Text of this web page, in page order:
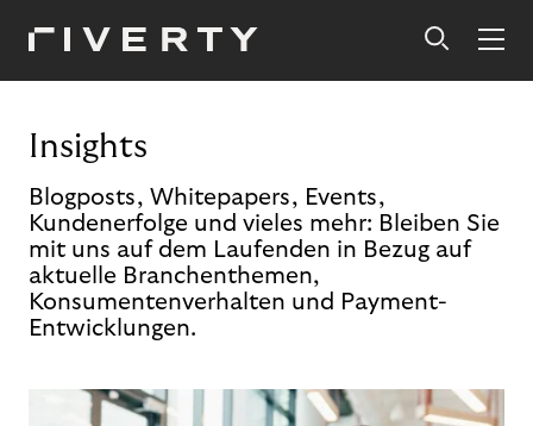
Insights
Blogposts, Whitepapers, Events,
Kundenerfolge und vieles mehr: Bleiben Sie
mit uns auf dem Laufenden in Bezug auf
aktuelle Branchenthemen,
Konsumentenverhalten und Payment-
Entwicklungen.